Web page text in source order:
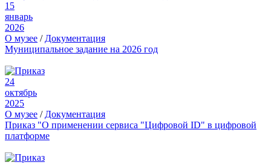
15
январь
2026
О музее / Документация
Муниципальное задание на 2026 год
24
октябрь
2025
О музее / Документация
Приказ "О применении сервиса "Цифровой ID" в цифровой
платформе